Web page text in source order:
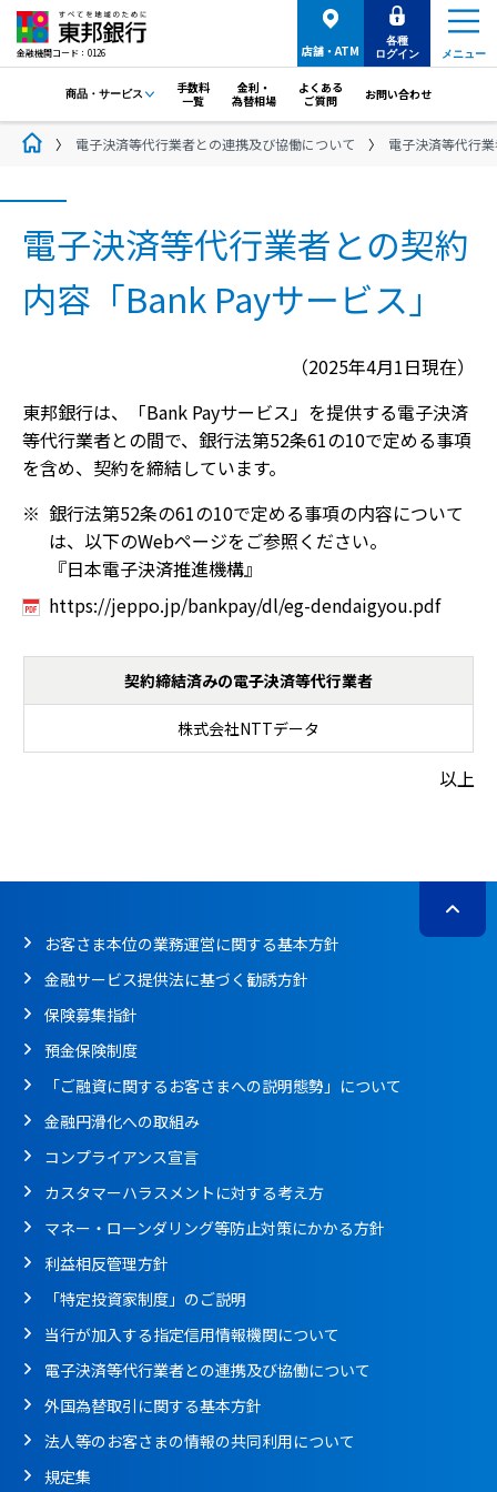
金融機関コード：0126 メニュー
店舗・ATM
各種
ログイン
商品・サービス
手数料
一覧
金利・
為替相場
よくある
ご質問
お問い合わせ
電子決済等代行業者との連携及び協働について 電子決済等代行
電子決済等代行業者との契約
内容「Bank Payサービス」
（2025年4月1日現在）
東邦銀行は、「Bank Payサービス」を提供する電子決済
等代行業者との間で、銀行法第52条61の10で定める事項
を含め、契約を締結しています。
銀行法第52条の61の10で定める事項の内容について
は、以下のWebページをご参照ください。
『日本電子決済推進機構』
https://jeppo.jp/bankpay/dl/eg-dendaigyou.pdf
契約締結済みの電子決済等代行業者
契約締結済みの電子決済等代行業者
株式会社NTTデータ
以上
お客さま本位の業務運営に関する基本方針
金融サービス提供法に基づく勧誘方針
保険募集指針
預金保険制度
「ご融資に関するお客さまへの説明態勢」について
金融円滑化への取組み
コンプライアンス宣言
カスタマーハラスメントに対する考え方
マネー・ローンダリング等防止対策にかかる方針
利益相反管理方針
「特定投資家制度」のご説明
当行が加入する指定信用情報機関について
電子決済等代行業者との連携及び協働について
外国為替取引に関する基本方針
法人等のお客さまの情報の共同利用について
規定集